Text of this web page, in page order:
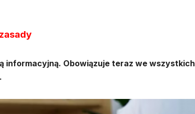
informacyjną. Obowiązuje teraz we wszystkich